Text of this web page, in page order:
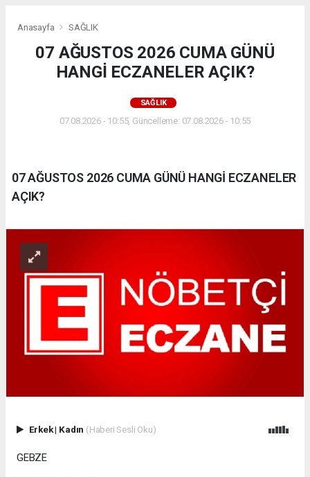
Anasayfa SAĞLIK
07 AĞUSTOS 2026 CUMA GÜNÜ
HANGİ ECZANELER AÇIK?
SAĞLIK
07.08.2026 - 10:55, Güncelleme: 07.08.2026 - 10:55
07 AĞUSTOS 2026 CUMA GÜNÜ HANGİ ECZANELER
AÇIK?
Erkek| Kadın (Haberi Sesli Oku)
GEBZE